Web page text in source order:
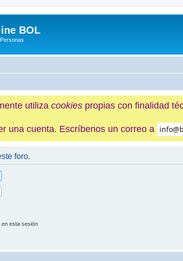
BOL
utiliza cookies propias con finalidad
una cuenta. Escríbenos un correo a
foro.
en esta sesión